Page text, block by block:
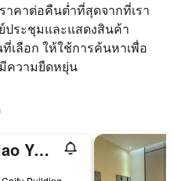
คาต่อคืนต่ำที่สุดจากที่เรา
ระชุมและแสดงสินค้า
เลือก ให้ใช้การค้นหาเพื่อ
ความยืดหยุ่น
The Xiao Youzi Capsule Hostel